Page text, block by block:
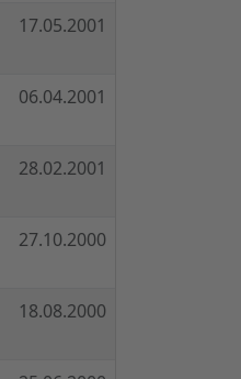
17.05.2001
06.04.2001
28.02.2001
27.10.2000
18.08.2000